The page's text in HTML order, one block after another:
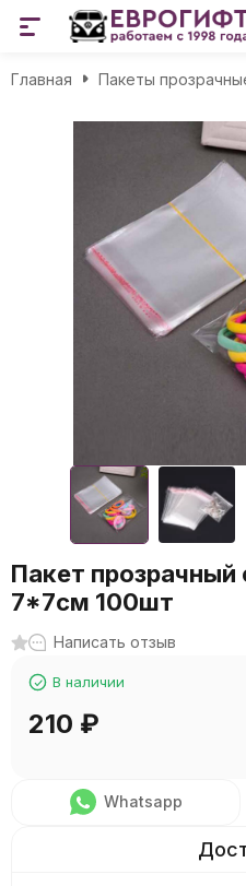
Главная Пакеты
Пакет
7*7см 100шт
Написать отзыв
В наличии
210 ₽
Whatsapp